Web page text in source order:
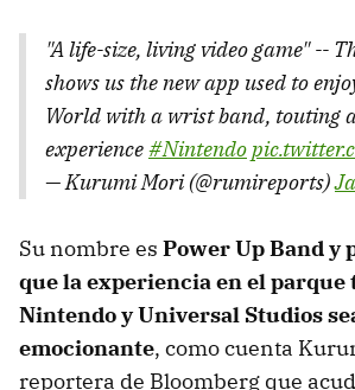
"A life-size, living video game" --
shows us the new app used to
World with a wrist band, touting
experience#Nintendo
— Kurumi Mori (@rumireports)
Su nombre es Power Up Band y
que la experiencia en el parque
Nintendo y Universal Studios
emocionante, como cuenta
reportera de Bloomberg que